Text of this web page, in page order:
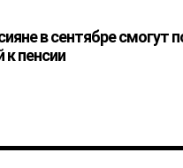
в сентябре смогут
к пенсии